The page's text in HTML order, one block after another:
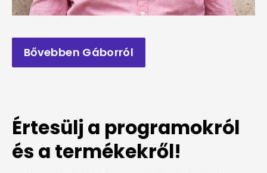
Bővebben Gáborról
Értesülj a programokról
és a termékekről!